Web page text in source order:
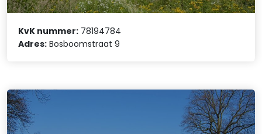
KvK nummer: 78194784
Adres: Bosboomstraat 9